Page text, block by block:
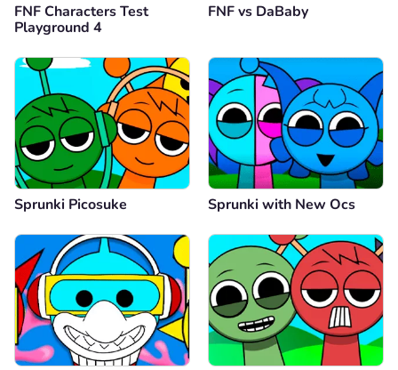
FNF Characters Test
Playground 4
FNF vs DaBaby
Sprunki Picosuke Sprunki with New Ocs